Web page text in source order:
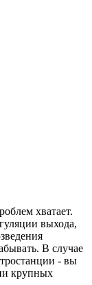
хватает.
выхода,
В случае
- вы
крупных